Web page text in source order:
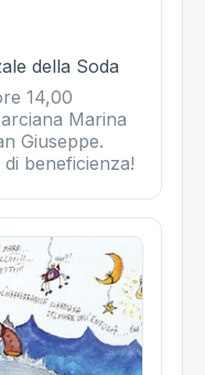
della Soda
14,00
Marina
Giuseppe.
beneficienza!